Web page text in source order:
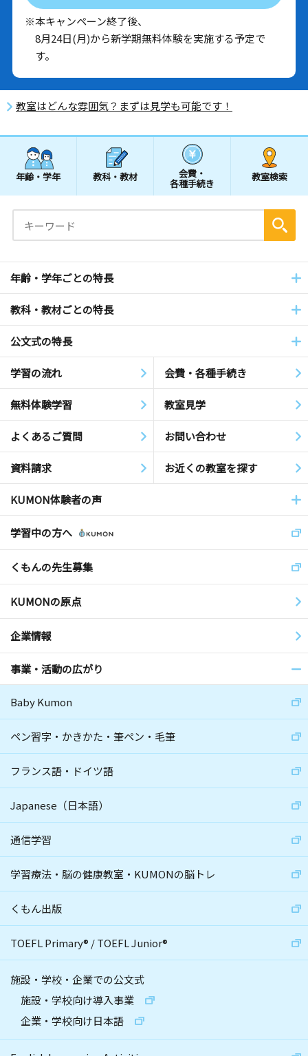
※本キャンペーン終了後、
8月24日(月)から新学期無料体験を実施する予定で
す。
教室はどんな雰囲気？まずは見学も可能です！
年齢・学年 教科・教材 会費・
各種手続き
教室検索
年齢・学年ごとの特長
教科・教材ごとの特長
公文式の特長
学習の流れ 会費・各種手続き
無料体験学習 教室見学
よくあるご質問 お問い合わせ
資料請求 お近くの教室を探す
KUMON体験者の声
学習中の方へ
くもんの先生募集
KUMONの原点
企業情報
事業・活動の広がり
Baby Kumon
ペン習字・かきかた・筆ペン・毛筆
フランス語・ドイツ語
Japanese（日本語）
通信学習
学習療法・脳の健康教室・KUMONの脳トレ
くもん出版
TOEFL Primary® /TOEFL Junior®
施設・学校・企業での公文式
施設・学校向け導入事業
企業・学校向け日本語